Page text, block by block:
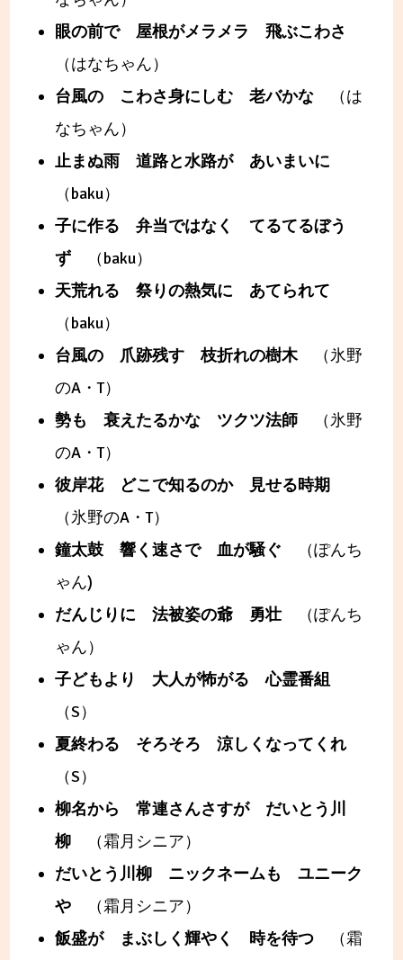
眼の前で 屋根がメラメラ 飛ぶこわさ
（はなちゃん）
台風の こわさ身にしむ 老バかな（は
なちゃん）
止まぬ雨 道路と水路が あいまいに
（baku）
子に作る 弁当ではなく てるてるぼう
ず（baku）
天荒れる 祭りの熱気に あてられて
（baku）
台風の 爪跡残す 枝折れの樹木（氷野
のA・T）
勢も 衰えたるかな ツクツ法師（氷野
のA・T）
彼岸花 どこで知るのか 見せる時期
（氷野のA・T）
鐘太鼓 響く速さで 血が騒ぐ （ぽんち
ゃん)
だんじりに 法被姿の爺 勇壮（ぽんち
ゃん）
子どもより 大人が怖がる 心霊番組
（S）
夏終わる そろそろ 涼しくなってくれ
（S）
柳名から 常連さんさすが だいとう川
柳
（霜月シニア）
だいとう川柳 ニックネームも ユニーク
や（霜月シニア）
飯盛が まぶしく輝やく 時を待つ（霜